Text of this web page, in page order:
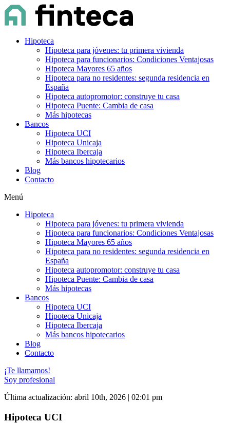
Hipoteca
Hipoteca para jóvenes: tu primera vivienda
Hipoteca para funcionarios: Condiciones Ventajosas
Hipoteca Mayores 65 años
Hipoteca para no residentes: segunda residencia en
España
Hipoteca autopromotor: construye tu casa
Hipoteca Puente: Cambia de casa
Más hipotecas
Bancos
Hipoteca UCI
Hipoteca Unicaja
Hipoteca Ibercaja
Más bancos hipotecarios
Blog
Contacto
Menú
Hipoteca
Hipoteca para jóvenes: tu primera vivienda
Hipoteca para funcionarios: Condiciones Ventajosas
Hipoteca Mayores 65 años
Hipoteca para no residentes: segunda residencia en
España
Hipoteca autopromotor: construye tu casa
Hipoteca Puente: Cambia de casa
Más hipotecas
Bancos
Hipoteca UCI
Hipoteca Unicaja
Hipoteca Ibercaja
Más bancos hipotecarios
Blog
Contacto
¡Te llamamos!
Soy profesional
Última actualización: abril 10th, 2026 | 02:01 pm
Hipoteca UCI